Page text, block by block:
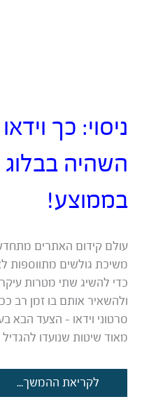
ניסוי: כך
בממוצע!
עולם קידום האתרים
משיכת גולשים מתווספות
כדי להשיג שתי מטרות
ולהשאיר אותם בו זמן רב
סרטוני וידאו – הצעד הבא
מאוד שיטות שנועדו
ניסוי:
כך
לקריאת ההמשך...